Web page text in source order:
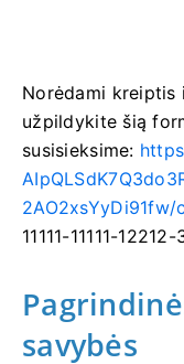
Norėdami
užpildykite šią
susisieksime:
11111-11111-
savybės